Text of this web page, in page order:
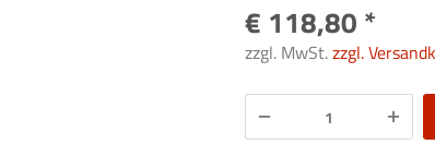
€ 118,80 *
zzgl. MwSt.zzgl.